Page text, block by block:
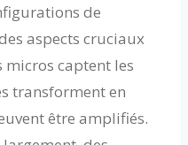
de
aspects cruciaux
micros captent les
transforment en
être amplifiés.